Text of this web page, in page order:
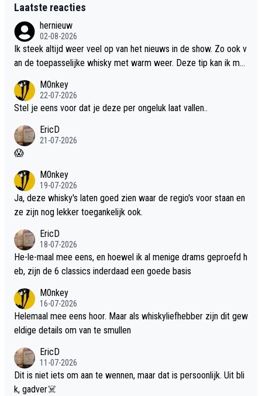
Laatste reacties
hernieuw
02-08-2026
Ik steek altijd weer veel op van het nieuws in de show. Zo ook v
an de toepasselijke whisky met warm weer. Deze tip kan ik met
M0nkey
22-07-2026
Stel je eens voor dat je deze per ongeluk laat vallen..
EricD
21-07-2026
😱
M0nkey
19-07-2026
Ja, deze whisky's laten goed zien waar de regio's voor staan en
ze zijn nog lekker toegankelijk ook.
EricD
18-07-2026
He-le-maal mee eens, en hoewel ik al menige drams geproefd h
eb, zijn de 6 classics inderdaad een goede basis
M0nkey
16-07-2026
Helemaal mee eens hoor. Maar als whiskyliefhebber zijn dit gew
eldige details om van te smullen
EricD
11-07-2026
Dit is niet iets om aan te wennen, maar dat is persoonlijk. Uit bli
k, gadver☠️